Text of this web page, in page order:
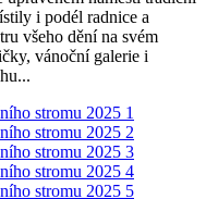
i podél radnice a
všeho dění na svém
vánoční galerie i